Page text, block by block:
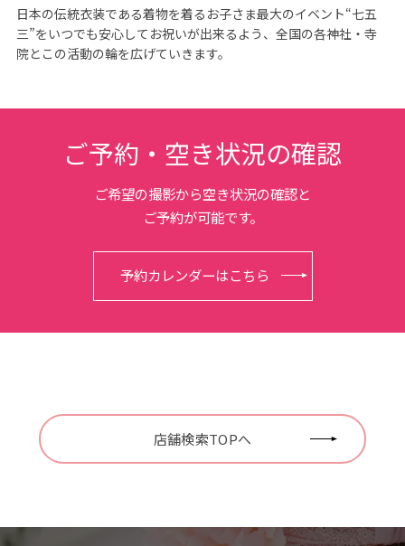
日本の伝統衣装である着物を着るお子さま最大のイベント“七五
三”をいつでも安心してお祝いが出来るよう、全国の各神社・寺
院とこの活動の輪を広げていきます。
ご予約・空き状況の確認
ご希望の撮影から空き状況の確認と
ご予約が可能です。
予約カレンダーはこちら
店舗検索TOPへ